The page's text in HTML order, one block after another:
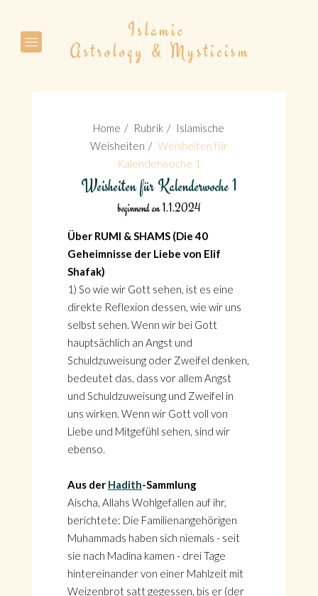
Home Rubrik
Islamische
Weisheiten
Weisheiten für
Kalenderwoche 1
Weisheiten für Kalenderwoche 1
beginnend am 1.1.2024
Über RUMI & SHAMS (Die 40
Geheimnisse der Liebe von Elif
Shafak)
1) So wie wir Gott sehen, ist es eine
direkte Reflexion dessen, wie wir uns
selbst sehen. Wenn wir bei Gott
hauptsächlich an Angst und
Schuldzuweisung oder Zweifel denken,
bedeutet das, dass vor allem Angst
und Schuldzuweisung und Zweifel in
uns wirken. Wenn wir Gott voll von
Liebe und Mitgefühl sehen, sind wir
ebenso.
Aus der Hadith-Sammlung
Aischa, Allahs Wohlgefallen auf ihr,
berichtete: Die Familienangehörigen
Muhammads haben sich niemals - seit
sie nach Madina kamen - drei Tage
hintereinander von einer Mahlzeit mit
Weizenbrot satt gegessen, bis er (der